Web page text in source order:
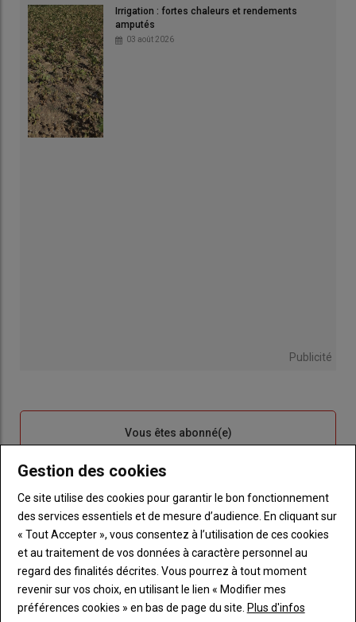
Irrigation : fortes chaleurs et rendements
amputés
03 août 2026
Publicité
titre
Vous êtes abonné(e)
TITRE IDENTIFIEZ-VOUS
Body
Connectez-vous à votre compte pour profiter
de votre abonnement
Lien
"Créer
un
nouveau
compte"
Créer un nouveau compte
Lien
"Réinitialiser
votre
mot
Réinitialiser votre mot de passe
Lien
"Je
Je me connecte
Gestion des cookies
Ce site utilise des cookies pour garantir le bon fonctionnement
des services essentiels et de mesure d’audience. En cliquant sur
« Tout Accepter », vous consentez à l’utilisation de ces cookies
et au traitement de vos données à caractère personnel au
regard des finalités décrites. Vous pourrez à tout moment
revenir sur vos choix, en utilisant le lien « Modifier mes
préférences cookies » en bas de page du site. Plus d'infos